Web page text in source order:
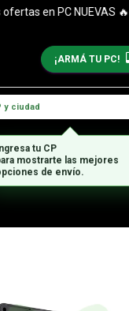
en PC NUEVAS
¡ARMÁ TU PC!
y ciudad
Coolers
Ingresa tu CP
mostrarte las mejores
de envío.